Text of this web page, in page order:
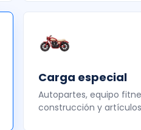
Carga especial
Autopartes, equipo
construcción y